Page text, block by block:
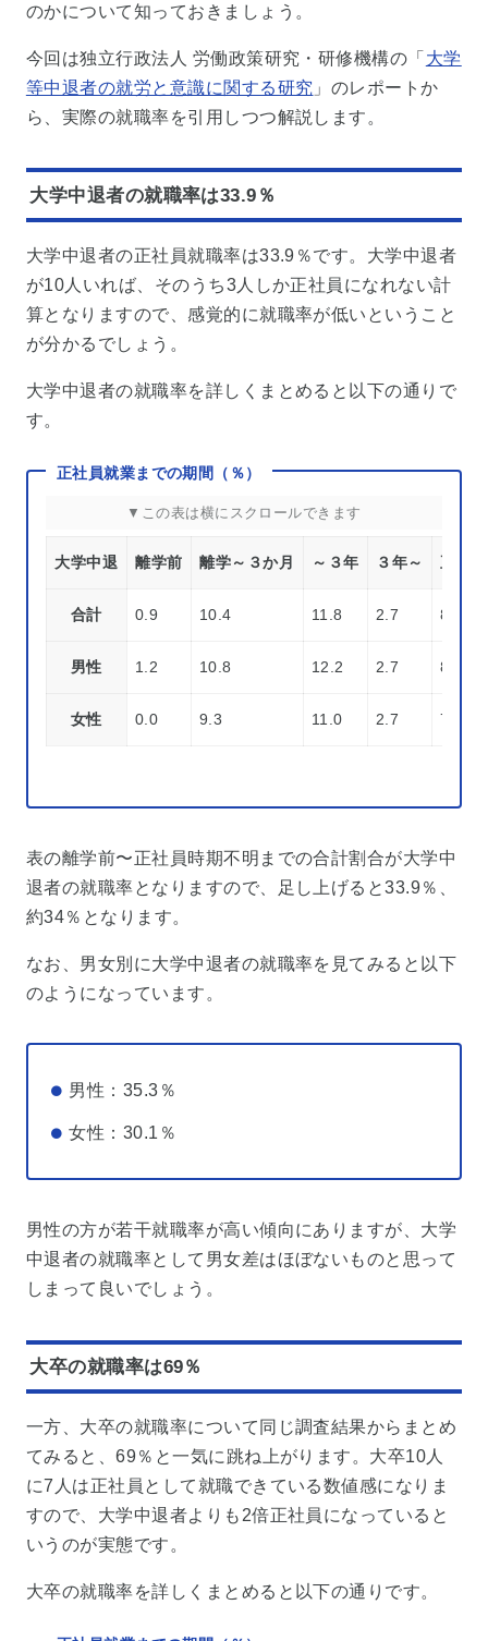
のかについて知っておきましょう。
今回は独立行政法人 労働政策研究・研修機構の「 大学
等中退者の就労と意識に関する研究 」のレポートか
ら、実際の就職率を引用しつつ解説します。
大学中退者の就職率は33.9％
大学中退者の正社員就職率は33.9％です。大学中退者
が10人いれば、そのうち3人しか正社員になれない計
算となりますので、感覚的に就職率が低いということ
が分かるでしょう。
大学中退者の就職率を詳しくまとめると以下の通りで
す。
正社員就業までの期間（％）
大学中退 離学前 離学～３か月 ～３年 ３年～ 正社
合計 0.9 10.4 11.8 2.7 8.1
男性 1.2 10.8 12.2 2.7 8.4
女性 0.0 9.3 11.0 2.7 7.1
表の離学前〜正社員時期不明までの合計割合が大学中
退者の就職率となりますので、足し上げると33.9％、
約34％となります。
なお、男女別に大学中退者の就職率を見てみると以下
のようになっています。
男性：35.3％
女性：30.1％
男性の方が若干就職率が高い傾向にありますが、大学
中退者の就職率として男女差はほぼないものと思って
しまって良いでしょう。
大卒の就職率は69％
一方、大卒の就職率について同じ調査結果からまとめ
てみると、69％と一気に跳ね上がります。大卒10人
に7人は正社員として就職できている数値感になりま
すので、大学中退者よりも2倍正社員になっていると
いうのが実態です。
大卒の就職率を詳しくまとめると以下の通りです。